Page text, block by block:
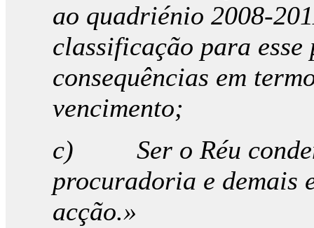
ao quadriénio 2008-
classificação para
consequências em
vencimento;
c) Ser o Réu
procuradoria e demais
acção.»